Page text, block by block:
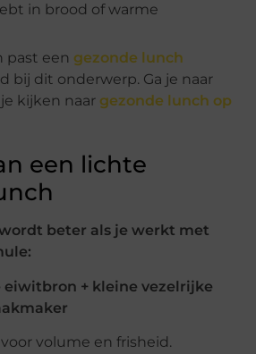
in brood of warme
past een gezonde lunch
bij dit onderwerp. Ga je naar
kijken naar gezonde lunch op
een lichte
beter als je werkt met
eiwitbron + kleine vezelrijke
volume en frisheid.